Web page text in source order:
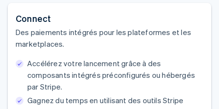
Connect
Des paiements intégrés pour les plateformes et les
marketplaces.
Accélérez votre lancement grâce à des
composants intégrés préconfigurés ou hébergés
par Stripe.
Gagnez du temps en utilisant des outils Stripe